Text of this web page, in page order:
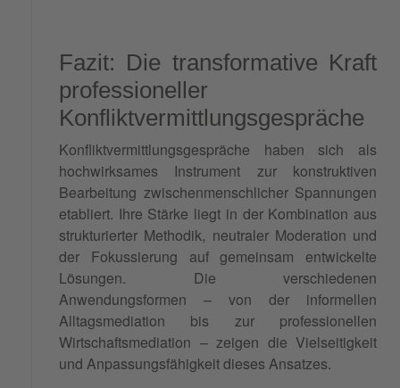
Fazit: Die transformative Kraft
professioneller
Konfliktvermittlungsgespräche
Konfliktvermittlungsgespräche haben sich als
hochwirksames Instrument zur konstruktiven
Bearbeitung zwischenmenschlicher Spannungen
etabliert. Ihre Stärke liegt in der Kombination aus
strukturierter Methodik, neutraler Moderation und
der Fokussierung auf gemeinsam entwickelte
Lösungen. Die verschiedenen
Anwendungsformen – von der informellen
Alltagsmediation bis zur professionellen
Wirtschaftsmediation – zeigen die Vielseitigkeit
und Anpassungsfähigkeit dieses Ansatzes.